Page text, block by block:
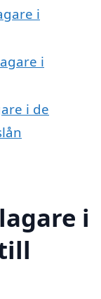
i
i
i de
i